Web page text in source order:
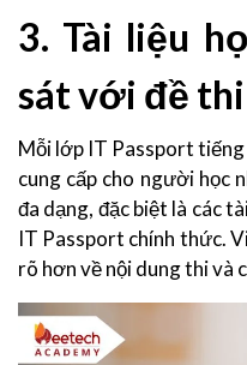
3. Tài liệu
sát với đề
Mỗi lớp IT Passport
cung cấp cho người học
đa dạng, đặc biệt là các
IT Passport chính thức.
rõ hơn về nội dung thi và